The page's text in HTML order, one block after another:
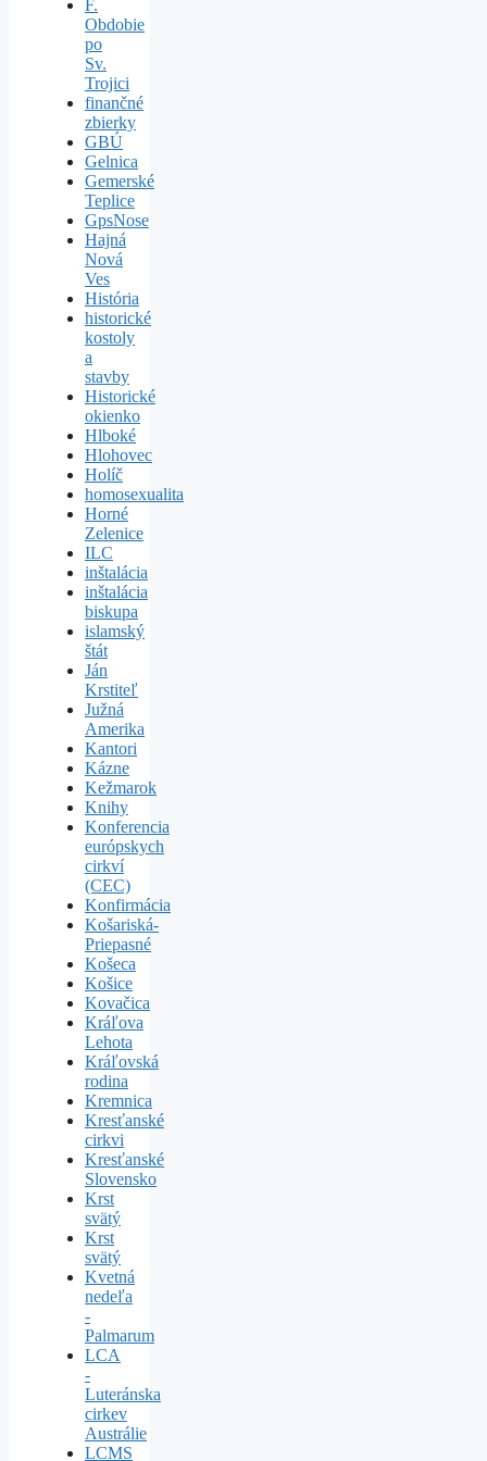
F.
Obdobie
po
Sv.
Trojici
finančné
zbierky
GBÚ
Gelnica
Gemerské
Teplice
GpsNose
Hajná
Nová
Ves
História
historické
kostoly
a
stavby
Historické
okienko
Hlboké
Hlohovec
Holíč
homosexualita
Horné
Zelenice
ILC
inštalácia
inštalácia
biskupa
islamský
štát
Ján
Krstiteľ
Južná
Amerika
Kantori
Kázne
Kežmarok
Knihy
Konferencia
európskych
cirkví
(CEC)
Konfirmácia
Košariská-
Priepasné
Košeca
Košice
Kovačica
Kráľova
Lehota
Kráľovská
rodina
Kremnica
Kresťanské
cirkvi
Kresťanské
Slovensko
Krst
svätý
Krst
svätý
Kvetná
nedeľa
-
Palmarum
LCA
-
Luteránska
cirkev
Austrálie
LCMS